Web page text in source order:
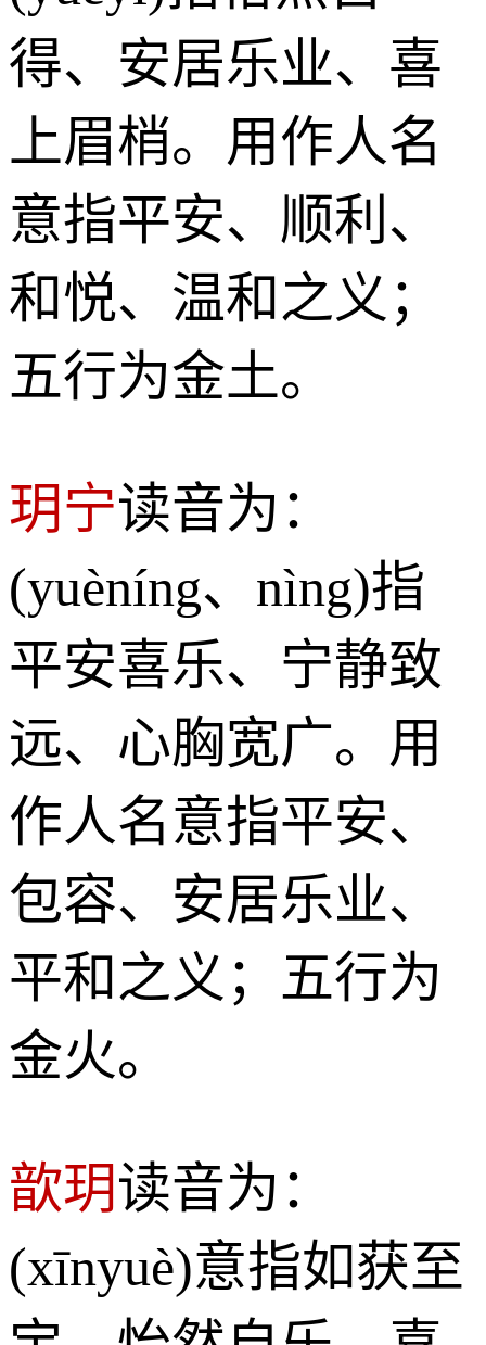
得、安居乐业、喜
上眉梢。用作人名
意指平安、顺利、
和悦、温和之义；
五行为金土。
玥宁读音为：
(yuèníng、nìng)指
平安喜乐、宁静致
远、心胸宽广。用
作人名意指平安、
包容、安居乐业、
平和之义；五行为
金火。
歆玥读音为：
(xīnyuè)意指如获至